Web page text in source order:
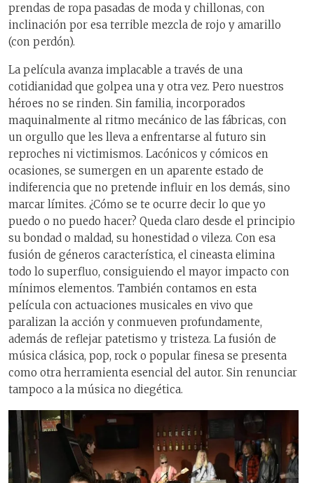
prendas de ropa pasadas de moda y chillonas, con
inclinación por esa terrible mezcla de rojo y amarillo
(con perdón).
La película avanza implacable a través de una
cotidianidad que golpea una y otra vez. Pero nuestros
héroes no se rinden. Sin familia, incorporados
maquinalmente al ritmo mecánico de las fábricas, con
un orgullo que les lleva a enfrentarse al futuro sin
reproches ni victimismos. Lacónicos y cómicos en
ocasiones, se sumergen en un aparente estado de
indiferencia que no pretende influir en los demás, sino
marcar límites. ¿Cómo se te ocurre decir lo que yo
puedo o no puedo hacer? Queda claro desde el principio
su bondad o maldad, su honestidad o vileza. Con esa
fusión de géneros característica, el cineasta elimina
todo lo superfluo, consiguiendo el mayor impacto con
mínimos elementos. También contamos en esta
película con actuaciones musicales en vivo que
paralizan la acción y conmueven profundamente,
además de reflejar patetismo y tristeza. La fusión de
música clásica, pop, rock o popular finesa se presenta
como otra herramienta esencial del autor. Sin renunciar
tampoco a la música no diegética.